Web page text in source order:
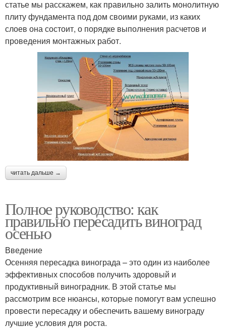
статье мы расскажем, как правильно залить монолитную
плиту фундамента под дом своими руками, из каких
слоев она состоит, о порядке выполнения расчетов и
проведения монтажных работ.
читать дальше →
Полное руководство: как
правильно пересадить виноград
осенью
Введение
Осенняя пересадка винограда – это один из наиболее
эффективных способов получить здоровый и
продуктивный виноградник. В этой статье мы
рассмотрим все нюансы, которые помогут вам успешно
провести пересадку и обеспечить вашему винограду
лучшие условия для роста.